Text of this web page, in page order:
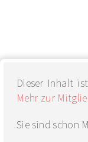
Dieser Inhalt
Mehr zur
Sie sind schon